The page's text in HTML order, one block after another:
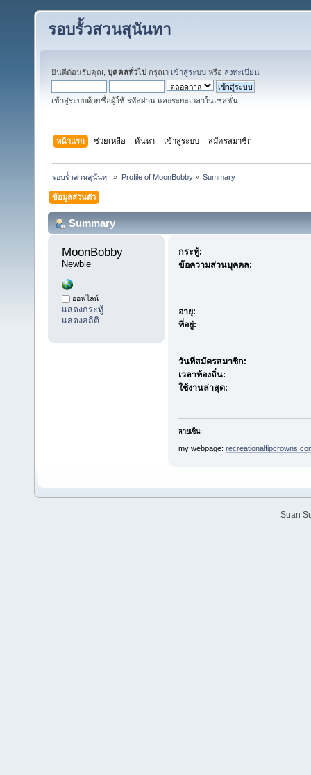
รอบรั้วสวนสุนันทา
ยินดีต้อนรับคุณ, บุคคลทั่วไป กรุณา เข้าสู่ระบบ หรือ ลงทะเบียน
เข้าสู่ระบบด้วยชื่อผู้ใช้ รหัสผ่าน และระยะเวลาในเซสชั่น
หน้าแรก ช่วยเหลือ ค้นหา เข้าสู่ระบบ สมัครสมาชิก
รอบรั้วสวนสุนันทา » Profile of MoonBobby» Summary
ข้อมูลส่วนตัว
Summary
MoonBobby
Newbie
ออฟไลน์
แสดงกระทู้
แสดงสถิติ
กระทู้:
ข้อความส่วนบุคคล:
อายุ:
ที่อยู่:
วันที่สมัครสมาชิก:
เวลาท้องถิ่น:
ใช้งานล่าสุด:
ลายเซ็น:
my webpage:
Suan